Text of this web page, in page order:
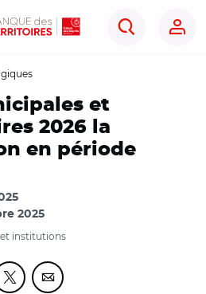
Rechercher
et
2026 la
en période
2025
institutions
page sur Facebook
cette page sur Linkedin
Partager cette page sur Twitter
Partager cette page sur